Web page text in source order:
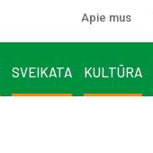
Apie mus
SVEIKATA KULTŪRA